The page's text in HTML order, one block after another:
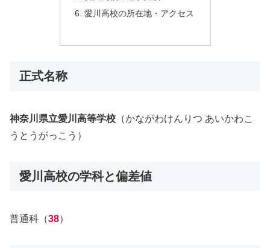
愛川高校の所在地・アクセス
正式名称
神奈川県立愛川高等学校 （かながわけんりつ あいかわこ
うとうがっこう）
愛川高校の学科と偏差値
普通科（38）